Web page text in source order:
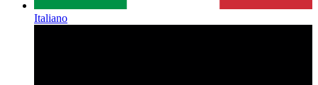
Italiano